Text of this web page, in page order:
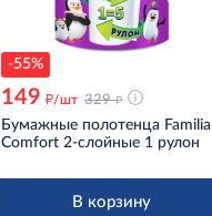
-55%
149 д/шт 329 д
Бумажные полотенца Familia
Comfort 2-слойные 1 рулон
В корзину